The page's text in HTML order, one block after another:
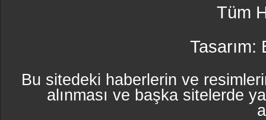
Tüm
Tasarım:
Bu sitedeki haberlerin ve
alınması ve başka sitelerde